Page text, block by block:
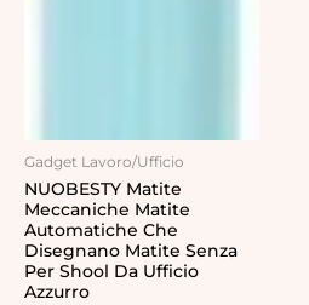
Gadget Lavoro/Ufficio
NUOBESTY Matite
Meccaniche Matite
Automatiche Che
Disegnano Matite Senza
Per Shool Da Ufficio
Azzurro